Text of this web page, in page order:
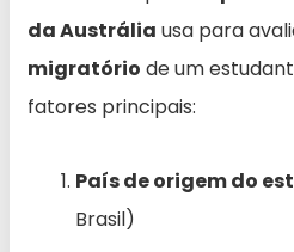
da Austrália usa para
migratório de um
fatores principais:
País de origem do
Brasil)